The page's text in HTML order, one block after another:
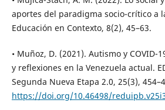
aportes del paradigma socio-crítico a
Educación en Contexto, 8(2), 45–63.
• Muñoz, D. (2021). Autismo y COVID-
y reflexiones en la Venezuela actual.
Segunda Nueva Etapa 2.0, 25(3),
https://doi.org/10.46498/